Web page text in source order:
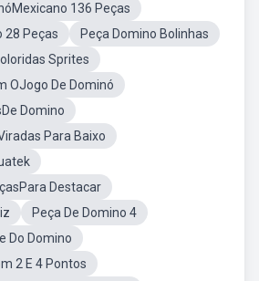
136 Peças
28 Peças
Peça Domino Bolinhas
Sprites
OJogo De Dominó
Domino
Para Baixo
Destacar
Peça De Domino 4
Do Domino
2 E 4 Pontos